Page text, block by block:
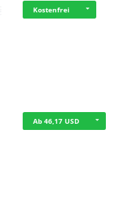
Kostenfrei
Ab 46,17 USD